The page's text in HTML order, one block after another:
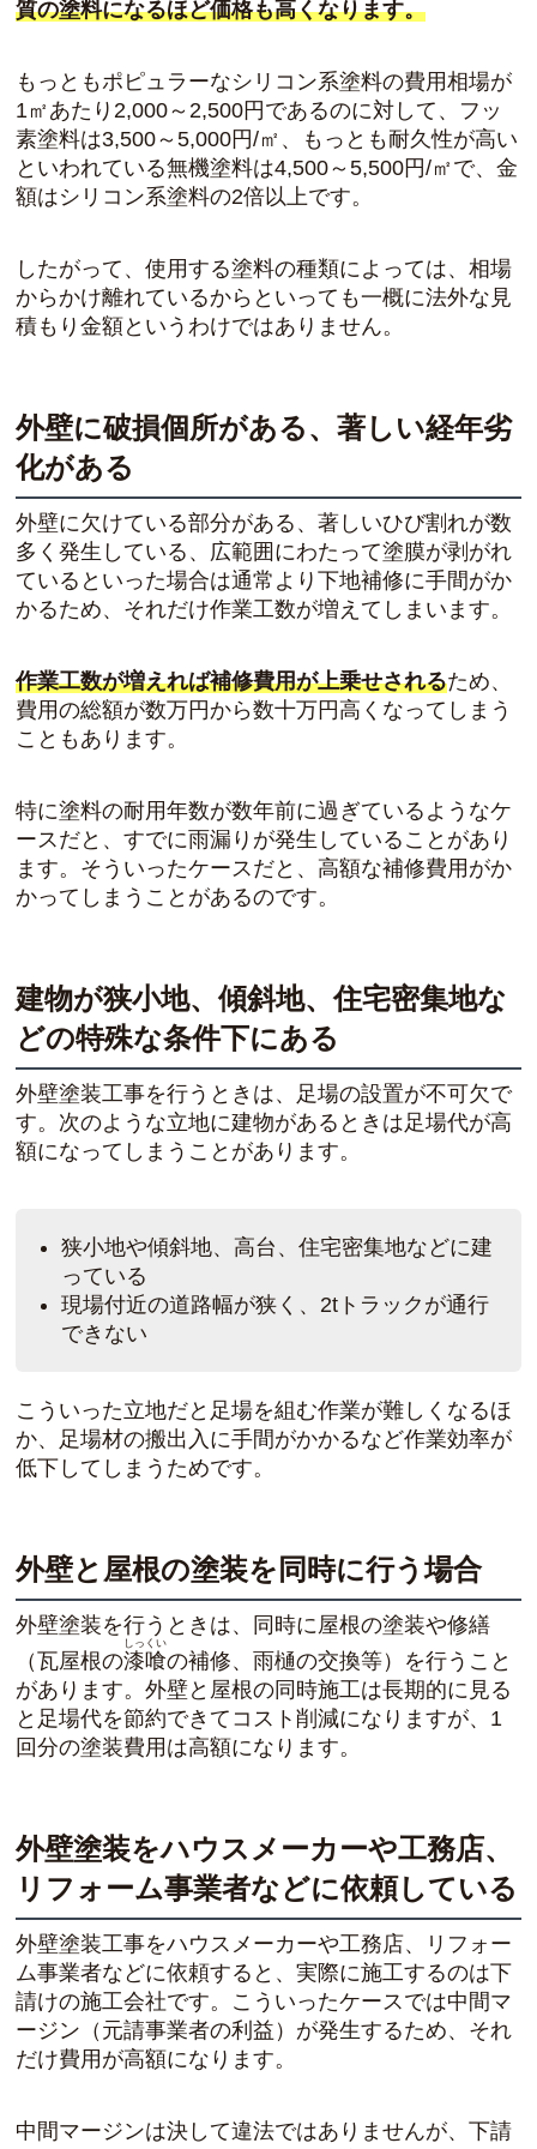
質の塗料になるほど価格も高くなります。
もっともポピュラーなシリコン系塗料の費用相場が
1㎡あたり2,000～2,500円であるのに対して、フッ
素塗料は3,500～5,000円/㎡、もっとも耐久性が高い
といわれている無機塗料は4,500～5,500円/㎡で、金
額はシリコン系塗料の2倍以上です。
したがって、使用する塗料の種類によっては、相場
からかけ離れているからといっても一概に法外な見
積もり金額というわけではありません。
外壁に破損個所がある、著しい経年劣
化がある
外壁に欠けている部分がある、著しいひび割れが数
多く発生している、広範囲にわたって塗膜が剥がれ
ているといった場合は通常より下地補修に手間がか
かるため、それだけ作業工数が増えてしまいます。
作業工数が増えれば補修費用が上乗せされるため、
費用の総額が数万円から数十万円高くなってしまう
こともあります。
特に塗料の耐用年数が数年前に過ぎているようなケ
ースだと、すでに雨漏りが発生していることがあり
ます。そういったケースだと、高額な補修費用がか
かってしまうことがあるのです。
建物が狭小地、傾斜地、住宅密集地な
どの特殊な条件下にある
外壁塗装工事を行うときは、足場の設置が不可欠で
す。次のような立地に建物があるときは足場代が高
額になってしまうことがあります。
狭小地や傾斜地、高台、住宅密集地などに建
っている
現場付近の道路幅が狭く、2tトラックが通行
できない
こういった立地だと足場を組む作業が難しくなるほ
か、足場材の搬出入に手間がかかるなど作業効率が
低下してしまうためです。
外壁と屋根の塗装を同時に行う場合
外壁塗装を行うときは、同時に屋根の塗装や修繕
（瓦屋根の漆喰
しっくい
の補修、雨樋の交換等）を行うこと
があります。外壁と屋根の同時施工は長期的に見る
と足場代を節約できてコスト削減になりますが、1
回分の塗装費用は高額になります。
外壁塗装をハウスメーカーや工務店、
リフォーム事業者などに依頼している
外壁塗装工事をハウスメーカーや工務店、リフォー
ム事業者などに依頼すると、実際に施工するのは下
請けの施工会社です。こういったケースでは中間マ
ージン（元請事業者の利益）が発生するため、それ
だけ費用が高額になります。
中間マージンは決して違法ではありませんが、下請